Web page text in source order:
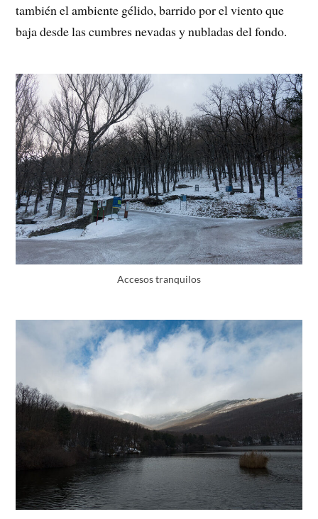
también el ambiente gélido, barrido por el viento que
baja desde las cumbres nevadas y nubladas del fondo.
Accesos tranquilos